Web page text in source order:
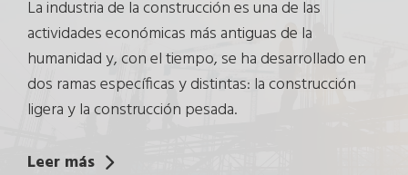
La industria de la construcción es una de las
actividades económicas más antiguas de la
humanidad y, con el tiempo, se ha desarrollado en
dos ramas específicas y distintas: la construcción
ligera y la construcción pesada.
Leer más